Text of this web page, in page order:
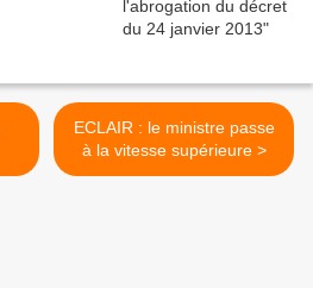
ECLAIR : le ministre passe
à la vitesse supérieure >